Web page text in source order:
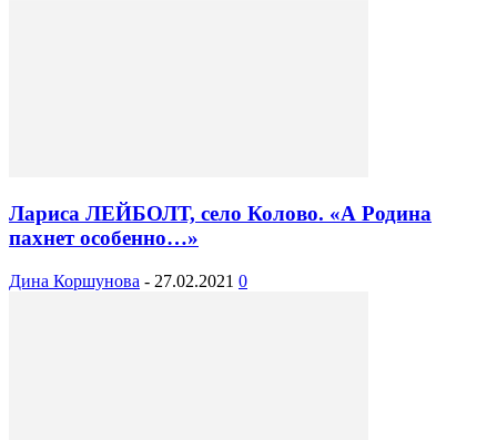
Лариса ЛЕЙБОЛТ, село Колово. «А Родина
пахнет особенно…»
Дина Коршунова - 27.02.2021 0